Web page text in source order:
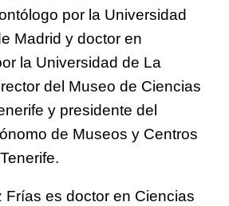
por la Universidad
Madrid y doctor en
la Universidad de La
del Museo de Ciencias
y presidente del
de Museos y Centros
Frías es doctor en Ciencias